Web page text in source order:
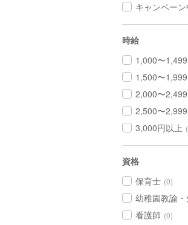
キャンペーン
時給
1,000〜
1,500〜
2,000〜
2,500〜
3,000円以上
資格
保育士 (0)
幼稚園教諭・
看護師 (0)